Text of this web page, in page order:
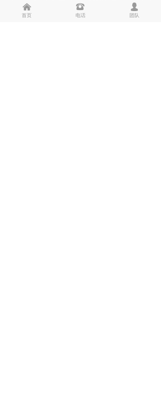
垒，后续我司也将继续提
供全方位的知识产权法律
为其提供专业的申请和维
权服务。
낀
首页
뀰
电话
넙
团队